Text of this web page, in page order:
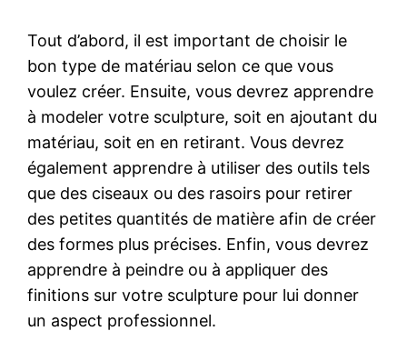
Tout d’abord, il est important de choisir le
bon type de matériau selon ce que vous
voulez créer. Ensuite, vous devrez apprendre
à modeler votre sculpture, soit en ajoutant du
matériau, soit en en retirant. Vous devrez
également apprendre à utiliser des outils tels
que des ciseaux ou des rasoirs pour retirer
des petites quantités de matière afin de créer
des formes plus précises. Enfin, vous devrez
apprendre à peindre ou à appliquer des
finitions sur votre sculpture pour lui donner
un aspect professionnel.